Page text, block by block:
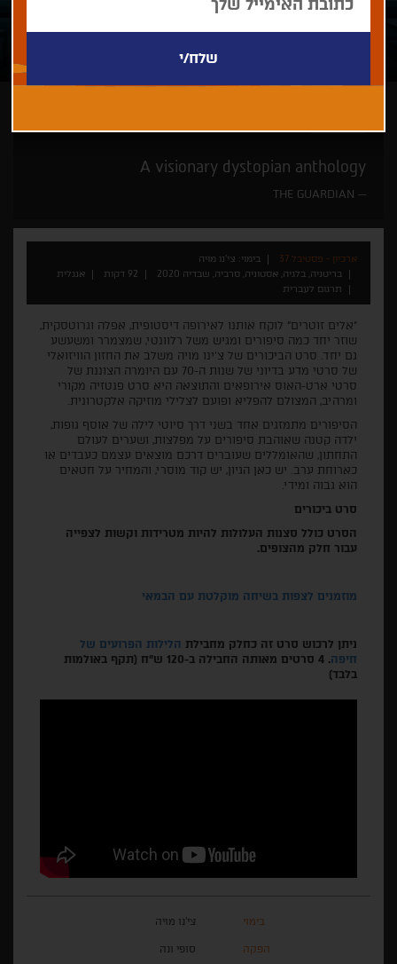
A visionary dystopian anthology
THE GUARDIAN
ארכיון - פסטיבל 37
בימוי: צי'נו מויה
בריטניה, בלגיה, אסטוניה, סרביה, שבדיה 2020
92 דקות
אנגלית
תרגום לעברית
"אלים זוטרים" לוקח אותנו לאירופה דיסטופית, אפלה וגרוטסקית,
שוזר יחד כמה סיפורים ומגיש משל רלוונטי, שמצמרר ומשעשע
גם יחד. סרט הביכורים של צ'ינו מויה משלב את החזון הוויזואלי
של סרטי מדע בדיוני של שנות ה-70 עם היומרה הצוננת של
סרטי ארט-האוס אירופאים והתוצאה היא סרט פנטזיה מקורי
ומרהיב, המצולם להפליא ופועם לצלילי מוזיקה אלקטרונית.
הסיפורים מתמזגים אחד בשני דרך סיוטי לילה של אוסף גופות,
ילדה קטנה שאוהבת סיפורים על מפלצות, ושערים לעולם
התחתון, שהאומללים שעוברים דרכם מוצאים עצמם כעבדים או
כארוחת ערב. יש כאן הגיון, יש קוד מוסרי, והמחיר על חטאים
הוא גבוה ומידי.
סרט ביכורים
הסרט כולל סצנות העלולות להיות מטרידות וקשות לצפייה
עבור חלק מהצופים.
מוזמנים לצפות בשיחה מוקלטת עם הבמאי
ניתן לרכוש סרט זה כחלק מחבילת הלילות הפרועים של
חיפה
. 4 סרטים מאותה החבילה ב-120 ש"ח (תקף באולמות
בלבד)
בימוי צי'נו מויה
הפקה סופי ונה